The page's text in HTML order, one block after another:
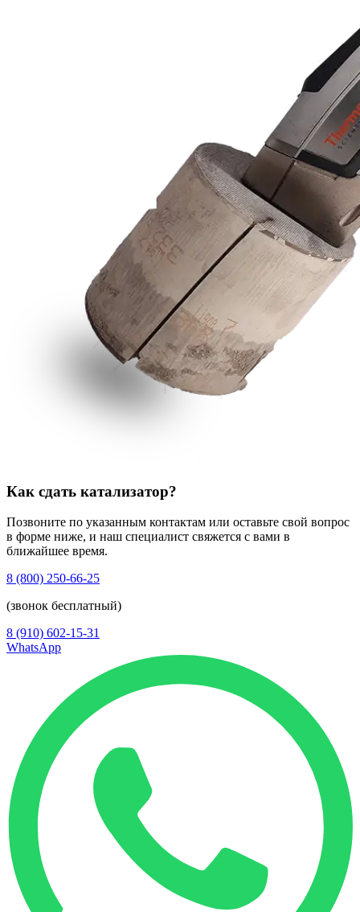
Как сдать катализатор?
Позвоните по указанным контактам или оставьте свой вопрос
в форме ниже, и наш специалист свяжется с вами в
ближайшее время.
8 (800) 250-66-25
(звонок бесплатный)
8 (910) 602-15-31
WhatsApp